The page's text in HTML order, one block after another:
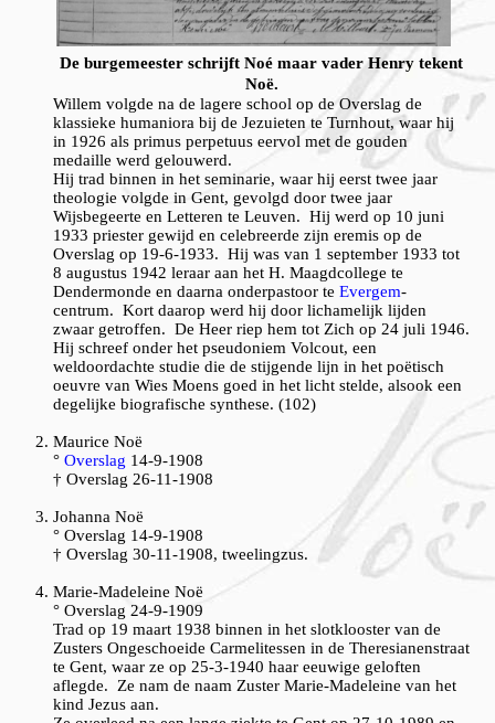
De burgemeester schrijft Noé maar vader Henry tekent
Noë.
Willem volgde na de lagere school op de Overslag de
klassieke humaniora bij de Jezuieten te Turnhout, waar hij
in 1926 als primus perpetuus eervol met de gouden
medaille werd gelouwerd.
Hij trad binnen in het seminarie, waar hij eerst twee jaar
theologie volgde in Gent, gevolgd door twee jaar
Wijsbegeerte en Letteren te Leuven. Hij werd op 10 juni
1933 priester gewijd en celebreerde zijn eremis op de
Overslag op 19-6-1933. Hij was van 1 september 1933 tot
8 augustus 1942 leraar aan het H. Maagdcollege te
Dendermonde en daarna onderpastoor te Evergem-
centrum. Kort daarop werd hij door lichamelijk lijden
zwaar getroffen. De Heer riep hem tot Zich op 24 juli 1946.
Hij schreef onder het pseudoniem Volcout, een
weldoordachte studie die de stijgende lijn in het poëtisch
oeuvre van Wies Moens goed in het licht stelde, alsook een
degelijke biografische synthese. (102)
Maurice Noë
° Overslag 14-9-1908
† Overslag 26-11-1908
Johanna Noë
° Overslag 14-9-1908
† Overslag 30-11-1908, tweelingzus.
Marie-Madeleine Noë
° Overslag 24-9-1909
Trad op 19 maart 1938 binnen in het slotklooster van de
Zusters Ongeschoeide Carmelitessen in de Theresianenstraat
te Gent, waar ze op 25-3-1940 haar eeuwige geloften
aflegde. Ze nam de naam Zuster Marie-Madeleine van het
kind Jezus aan.